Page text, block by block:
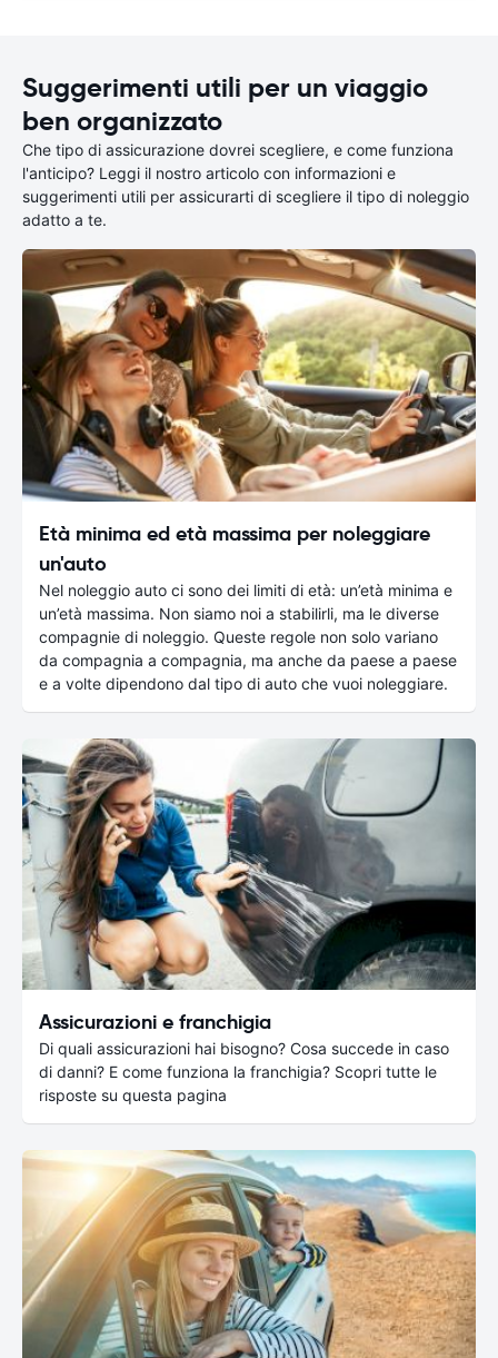
Suggerimenti utili per un viaggio
ben organizzato
Che tipo di assicurazione dovrei scegliere, e come funziona
l'anticipo? Leggi il nostro articolo con informazioni e
suggerimenti utili per assicurarti di scegliere il tipo di noleggio
adatto a te.
Età minima ed età massima per noleggiare
un'auto
Nel noleggio auto ci sono dei limiti di età: un’età minima e
un’età massima. Non siamo noi a stabilirli, ma le diverse
compagnie di noleggio. Queste regole non solo variano
da compagnia a compagnia, ma anche da paese a paese
e a volte dipendono dal tipo di auto che vuoi noleggiare.
Assicurazioni e franchigia
Di quali assicurazioni hai bisogno? Cosa succede in caso
di danni? E come funziona la franchigia? Scopri tutte le
risposte su questa pagina